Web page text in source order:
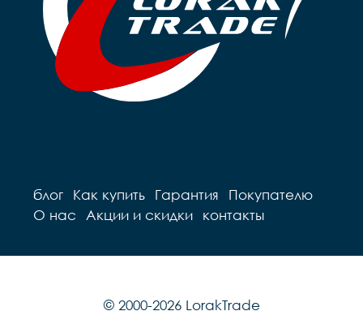
блог Как купить Гарантия
Покупателю
О нас
Акции и скидки контакты
© 2000-2026 LorakTrade